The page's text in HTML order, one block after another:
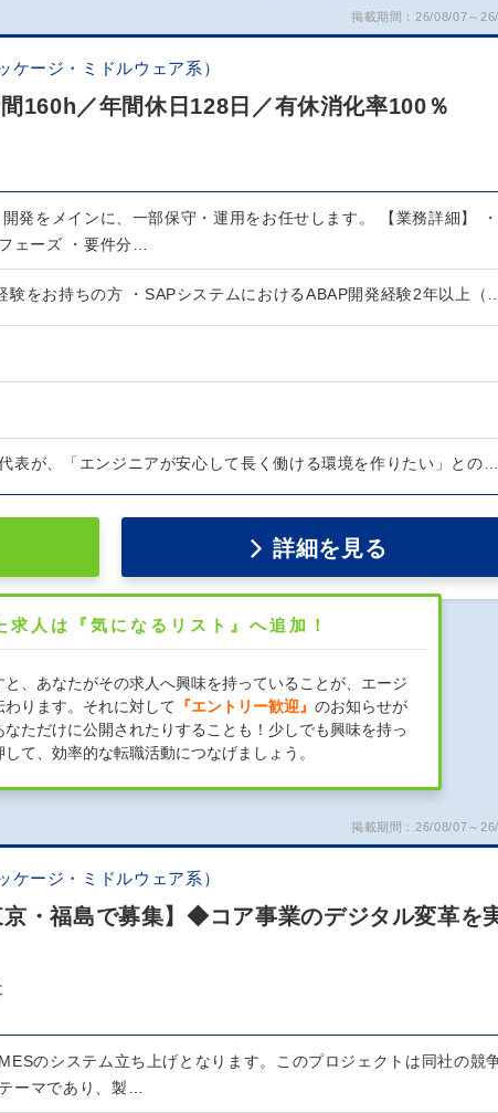
掲載期間：26/08/07～
ケージ・ミドルウェア系）
160h／年間休日128日／有休消化率100％
開発をメインに、一部保守・運用をお任せします。 【業務詳細】 ・
ェーズ ・要件分…
験をお持ちの方 ・SAPシステムにおけるABAP開発経験2年以上（…
表が、「エンジニアが安心して長く働ける環境を作りたい」との…
詳細を見る
求人は『気になるリスト』へ追加！
と、あなたがその求人へ興味を持っていることが、エージ
わります。それに対して 『エントリー歓迎』 のお知らせが
ただけに公開されたりすることも！少しでも興味を持っ
て、効率的な転職活動につなげましょう。
掲載期間：26/08/07～
ケージ・ミドルウェア系）
・福島で募集】◆コア事業のデジタル変革を
のシステム立ち上げとなります。このプロジェクトは同社の競
ーマであり、製…